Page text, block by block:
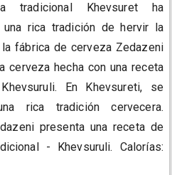
tradicional Khevsuret ha
una rica tradición de hervir la
la fábrica de cerveza Zedazeni
cerveza hecha con una receta
En Khevsureti, se
rica tradición cervecera.
presenta una receta de
- Khevsuruli. Calorías: